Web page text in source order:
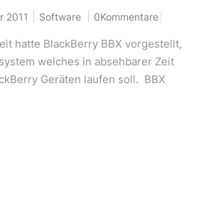
2011 Software 0Kommentare
hatte BlackBerry BBX vorgestellt,
welches in absehbarer Zeit
Geräten laufen soll. BBX